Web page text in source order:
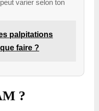
varier selon ton
palpitations
faire ?
?